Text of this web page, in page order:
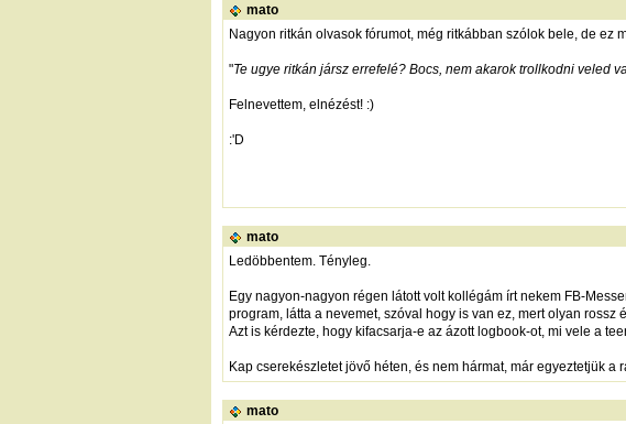
mato
Nagyon ritkán olvasok fórumot, még ritkábban szólok bele, de
"Te ugye ritkán jársz errefelé? Bocs, nem akarok trollkodni veled
Felnevettem, elnézést! :)
:'D
mato
Ledöbbentem. Tényleg.
Egy nagyon-nagyon régen látott volt kollégám írt nekem FB-
program, látta a nevemet, szóval hogy is van ez, mert olyan rossz
Azt is kérdezte, hogy kifacsarja-e az ázott logbook-ot, mi vele a
Kap cserekészletet jövő héten, és nem hármat, már egyeztetjük a
mato